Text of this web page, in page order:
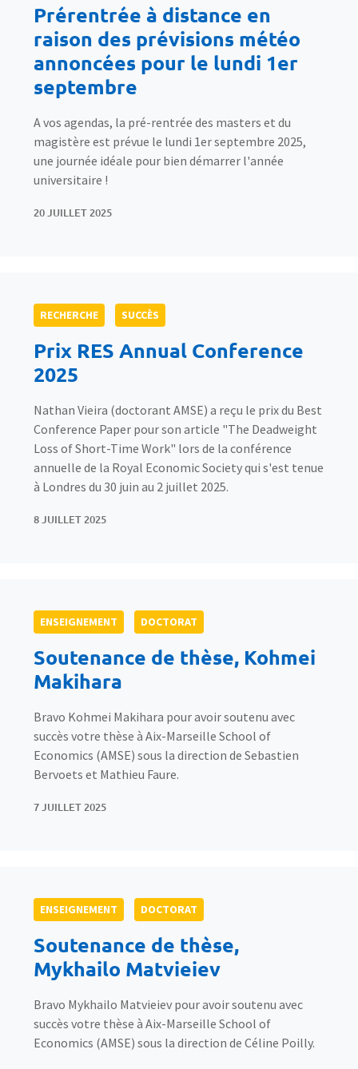
Prérentrée à distance en
raison des prévisions météo
annoncées pour le lundi 1er
septembre
A vos agendas, la pré-rentrée des masters et du
magistère est prévue le lundi 1er septembre 2025,
une journée idéale pour bien démarrer l'année
universitaire !
20 JUILLET 2025
RECHERCHE SUCCÈS
Prix RES Annual Conference
2025
Nathan Vieira (doctorant AMSE) a reçu le prix du Best
Conference Paper pour son article "The Deadweight
Loss of Short-Time Work" lors de la conférence
annuelle de la Royal Economic Society qui s'est tenue
à Londres du 30 juin au 2 juillet 2025.
8 JUILLET 2025
ENSEIGNEMENT DOCTORAT
Soutenance de thèse, Kohmei
Makihara
Bravo Kohmei Makihara pour avoir soutenu avec
succès votre thèse à Aix-Marseille School of
Economics (AMSE) sous la direction de Sebastien
Bervoets et Mathieu Faure.
7 JUILLET 2025
ENSEIGNEMENT DOCTORAT
Soutenance de thèse,
Mykhailo Matvieiev
Bravo Mykhailo Matvieiev pour avoir soutenu avec
succès votre thèse à Aix-Marseille School of
Economics (AMSE) sous la direction de Céline Poilly.